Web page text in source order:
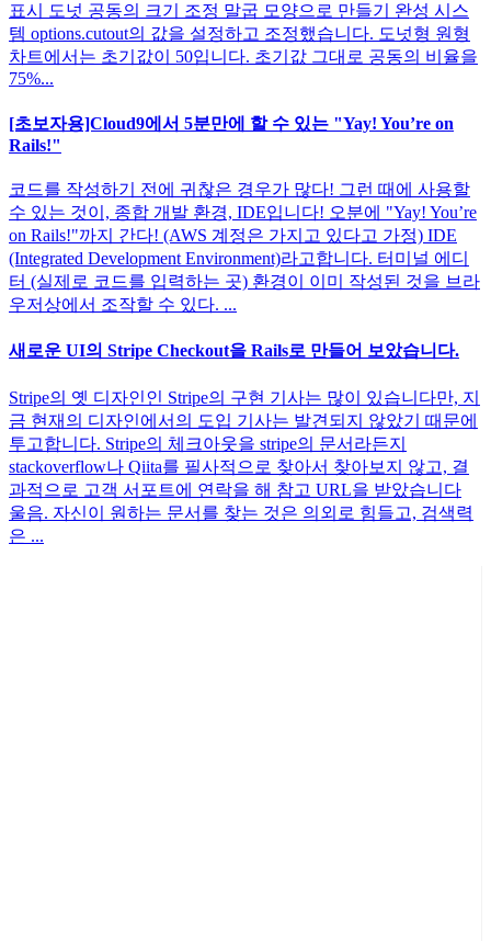
표시 도넛 공동의 크기 조정 말굽 모양으로 만들기 완성 시스
템 options.cutout의 값을 설정하고 조정했습니다. 도넛형 원형
차트에서는 초기값이 50입니다. 초기값 그대로 공동의 비율을
75%...
[초보자용]Cloud9에서 5분만에 할 수 있는 "Yay! You’re on
Rails!"
코드를 작성하기 전에 귀찮은 경우가 많다! 그런 때에 사용할
수 있는 것이, 종합 개발 환경, IDE입니다! 오분에 "Yay! You’re
on Rails!"까지 간다! (AWS 계정은 가지고 있다고 가정) IDE
(Integrated Development Environment)라고합니다. 터미널 에디
터 (실제로 코드를 입력하는 곳) 환경이 이미 작성된 것을 브라
우저상에서 조작할 수 있다. ...
새로운 UI의 Stripe Checkout을 Rails로 만들어 보았습니다.
Stripe의 옛 디자인인 Stripe의 구현 기사는 많이 있습니다만, 지
금 현재의 디자인에서의 도입 기사는 발견되지 않았기 때문에
투고합니다. Stripe의 체크아웃을 stripe의 문서라든지
stackoverflow나 Qiita를 필사적으로 찾아서 찾아보지 않고, 결
과적으로 고객 서포트에 연락을 해 참고 URL을 받았습니다
울음. 자신이 원하는 문서를 찾는 것은 의외로 힘들고, 검색력
은 ...